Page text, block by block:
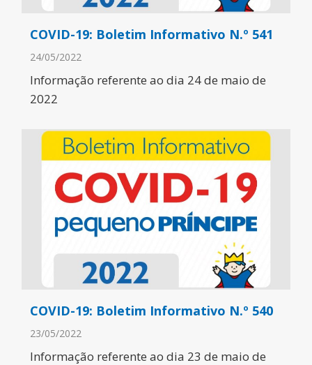
COVID-19: Boletim Informativo N.º 541
24/05/2022
Informação referente ao dia 24 de maio de
2022
COVID-19: Boletim Informativo N.º 540
23/05/2022
Informação referente ao dia 23 de maio de